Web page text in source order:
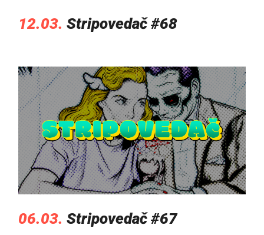
12.03. Stripovedač #68
06.03. Stripovedač #67